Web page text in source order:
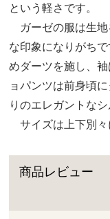
という軽さです。
ガーゼの服は生地
な印象になりがち
めダーツを施し、
ョパンツは前身頃
りのエレガントな
サイズは上下別々
商品レビュー